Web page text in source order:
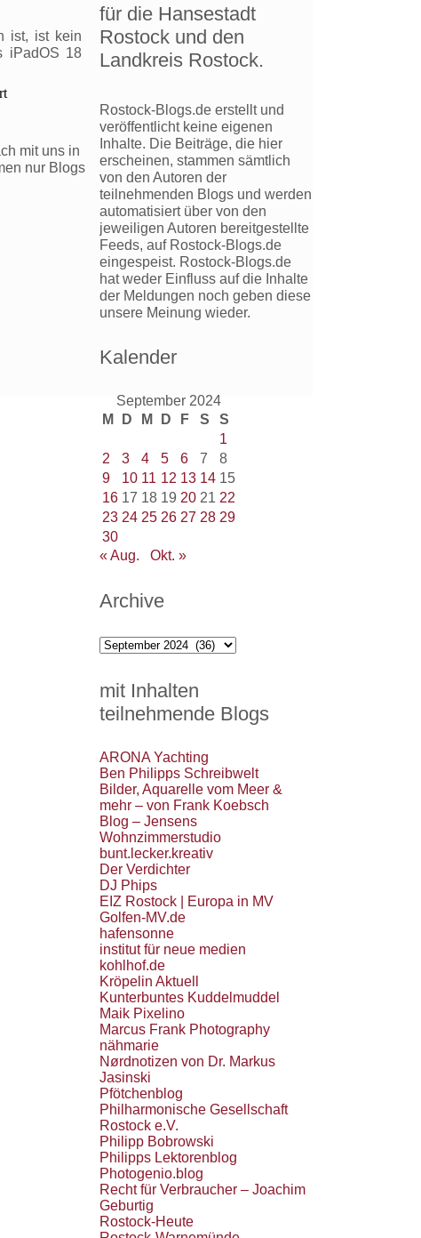
ist, ist kein
iPadOS 18
für
(Plus-
Artikel)
für die Hansestadt
Rostock und den
Landkreis Rostock.
Rostock-Blogs.de erstellt und
veröffentlicht keine eigenen
Inhalte. Die Beiträge, die hier
erscheinen, stammen sämtlich
von den Autoren der
teilnehmenden Blogs und werden
automatisiert über von den
jeweiligen Autoren bereitgestellte
Feeds, auf Rostock-Blogs.de
eingespeist. Rostock-Blogs.de
hat weder Einfluss auf die Inhalte
der Meldungen noch geben diese
unsere Meinung wieder.
Kalender
September 2024
M
D M D F S
S
1
2
3 4 5 6 7
8
9
10 11 12 13 14 15
16 17 18 19 20 21 22
23 24 25 26 27 28 29
30
« Aug.
Okt. »
Archive
Archive
mit Inhalten
teilnehmende Blogs
ARONA Yachting
Ben Philipps Schreibwelt
Bilder, Aquarelle vom Meer &
mehr – von Frank Koebsch
Blog – Jensens
Wohnzimmerstudio
bunt.lecker.kreativ
Der Verdichter
DJ Phips
EIZ Rostock | Europa in MV
Golfen-MV.de
hafensonne
institut für neue medien
kohlhof.de
Kröpelin Aktuell
Kunterbuntes Kuddelmuddel
Maik Pixelino
Marcus Frank Photography
nähmarie
Nørdnotizen von Dr. Markus
Jasinski
Pfötchenblog
Philharmonische Gesellschaft
Rostock e.V.
Philipp Bobrowski
Philipps Lektorenblog
Photogenio.blog
Recht für Verbraucher – Joachim
Geburtig
Rostock-Heute
mit uns in
nur Blogs